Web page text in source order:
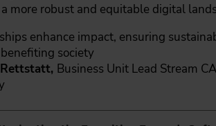
more robust and equitable digital
enhance impact, ensuring
society
Business Unit Lead Stream